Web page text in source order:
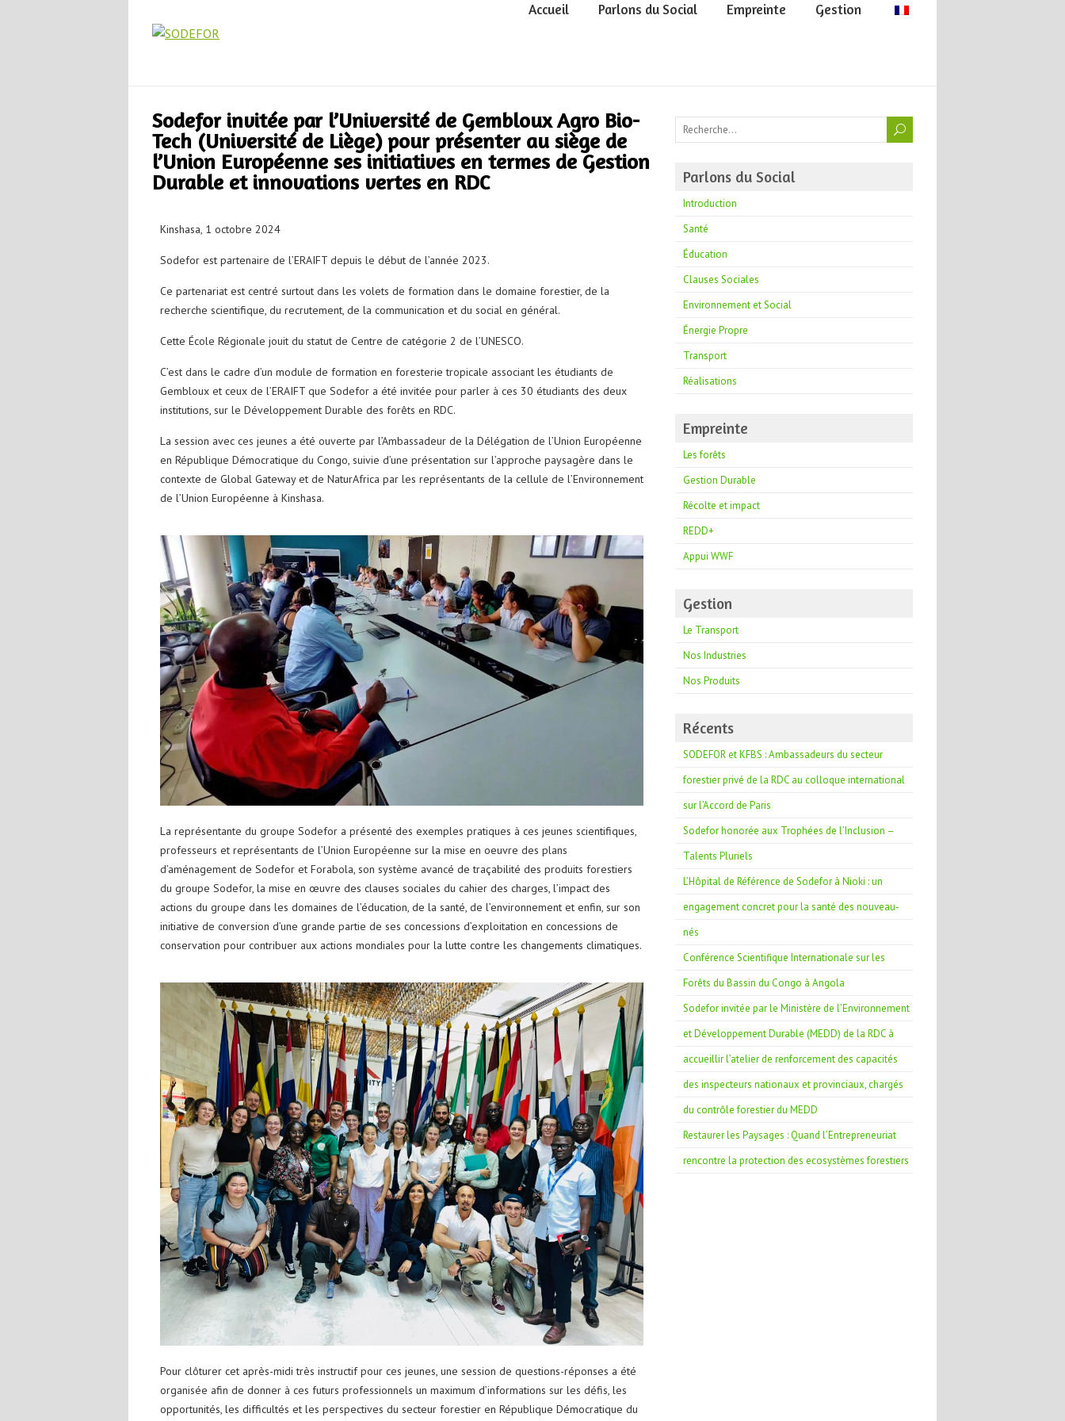
Accueil Parlons du Social Empreinte Gestion
Sodefor invitée par l’Université de Gembloux Agro Bio-
Tech (Université de Liège) pour présenter au siège de
l’Union Européenne ses initiatives en termes de Gestion
Durable et innovations vertes en RDC
Kinshasa, 1 octobre 2024
Sodefor est partenaire de l’ERAIFT depuis le début de l’année 2023.
Ce partenariat est centré surtout dans les volets de formation dans le domaine forestier, de la
recherche scientifique, du recrutement, de la communication et du social en général.
Cette École Régionale jouit du statut de Centre de catégorie 2 de l’UNESCO.
C’est dans le cadre d’un module de formation en foresterie tropicale associant les étudiants de
Gembloux et ceux de l’ERAIFT que Sodefor a été invitée pour parler à ces 30 étudiants des deux
institutions, sur le Développement Durable des forêts en RDC.
La session avec ces jeunes a été ouverte par l’Ambassadeur de la Délégation de l’Union Européenne
en République Démocratique du Congo, suivie d’une présentation sur l’approche paysagère dans le
contexte de Global Gateway et de NaturAfrica par les représentants de la cellule de l’Environnement
de l’Union Européenne à Kinshasa.
La représentante du groupe Sodefor a présenté des exemples pratiques à ces jeunes scientifiques,
professeurs et représentants de l’Union Européenne sur la mise en oeuvre des plans
d’aménagement de Sodefor et Forabola, son système avancé de traçabilité des produits forestiers
du groupe Sodefor, la mise en œuvre des clauses sociales du cahier des charges, l’impact des
actions du groupe dans les domaines de l’éducation, de la santé, de l’environnement et enfin, sur son
initiative de conversion d’une grande partie de ses concessions d’exploitation en concessions de
conservation pour contribuer aux actions mondiales pour la lutte contre les changements climatiques.
Pour clôturer cet après-midi très instructif pour ces jeunes, une session de questions-réponses a été
organisée afin de donner à ces futurs professionnels un maximum d’informations sur les défis, les
opportunités, les difficultés et les perspectives du secteur forestier en République Démocratique du
Parlons du Social
Introduction
Santé
Éducation
Clauses Sociales
Environnement et Social
Énergie Propre
Transport
Réalisations
Empreinte
Les forêts
Gestion Durable
Récolte et impact
REDD+
Appui WWF
Gestion
Le Transport
Nos Industries
Nos Produits
Récents
SODEFOR et KFBS : Ambassadeurs du secteur
forestier privé de la RDC au colloque international
sur l’Accord de Paris
Sodefor honorée aux Trophées de l’Inclusion –
Talents Pluriels
L’Hôpital de Référence de Sodefor à Nioki : un
engagement concret pour la santé des nouveau-
nés
Conférence Scientifique Internationale sur les
Forêts du Bassin du Congo à Angola
Sodefor invitée par le Ministère de l’Environnement
et Développement Durable (MEDD) de la RDC à
accueillir l’atelier de renforcement des capacités
des inspecteurs nationaux et provinciaux, chargés
du contrôle forestier du MEDD
Restaurer les Paysages : Quand l’Entrepreneuriat
rencontre la protection des ecosystèmes forestiers